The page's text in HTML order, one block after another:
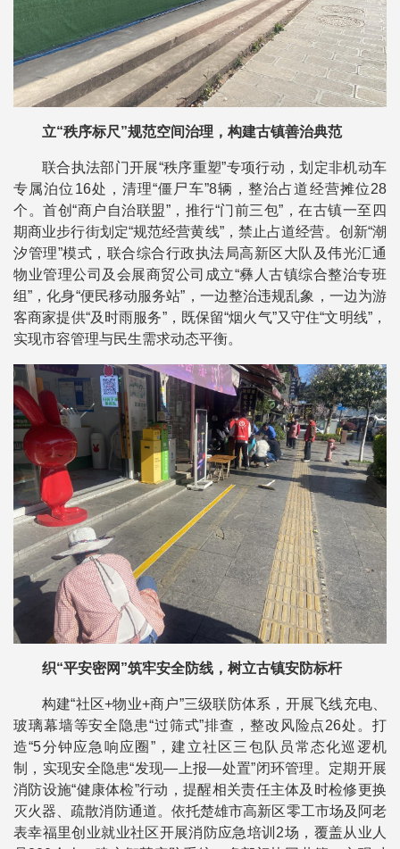
立“秩序标尺”规范空间治理，构建古镇善治典范
联合执法部门开展“秩序重塑”专项行动，划定非机动车
专属泊位16处，清理“僵尸车”8辆，整治占道经营摊位28
个。首创“商户自治联盟”，推行“门前三包”，在古镇一至四
期商业步行街划定“规范经营黄线”，禁止占道经营。创新“潮
汐管理”模式，联合综合行政执法局高新区大队及伟光汇通
物业管理公司及会展商贸公司成立“彝人古镇综合整治专班
组”，化身“便民移动服务站”，一边整治违规乱象，一边为游
客商家提供“及时雨服务”，既保留“烟火气”又守住“文明线”，
实现市容管理与民生需求动态平衡。
织“平安密网”筑牢安全防线，树立古镇安防标杆
构建“社区+物业+商户”三级联防体系，开展飞线充电、
玻璃幕墙等安全隐患“过筛式”排查，整改风险点26处。打
造“5分钟应急响应圈”，建立社区三包队员常态化巡逻机
制，实现安全隐患“发现—上报—处置”闭环管理。定期开展
消防设施“健康体检”行动，提醒相关责任主体及时检修更换
灭火器、疏散消防通道。依托楚雄市高新区零工市场及阿老
表幸福里创业就业社区开展消防应急培训2场，覆盖从业人